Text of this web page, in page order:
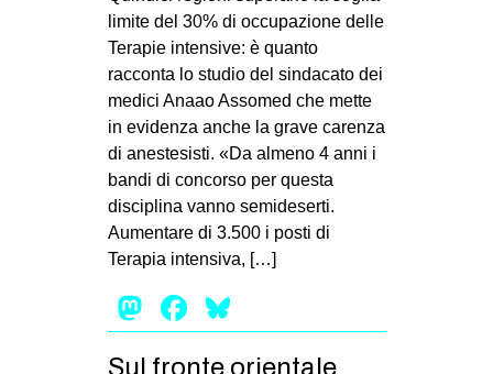
limite del 30% di occupazione delle
Terapie intensive: è quanto
racconta lo studio del sindacato dei
medici Anaao Assomed che mette
in evidenza anche la grave carenza
di anestesisti. «Da almeno 4 anni i
bandi di concorso per questa
disciplina vanno semideserti.
Aumentare di 3.500 i posti di
Terapia intensiva, […]
Mastodon
Facebook
Sul fronte orientale